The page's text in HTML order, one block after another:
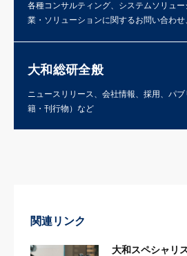
各種コンサルティング、システムソリュ
業・ソリューションに関するお問い合わせ
大和総研全般
ニュースリリース、会社情報、採用、パ
籍・刊行物）など
関連リンク
大和スペシャリ